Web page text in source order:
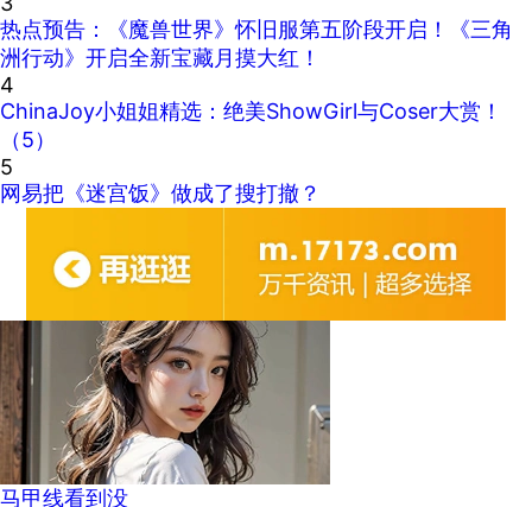
热点预告：《魔兽世界》怀旧服第五阶段开启！《三角
洲行动》开启全新宝藏月摸大红！
4
ChinaJoy小姐姐精选：绝美ShowGirl与Coser大赏！
（5）
5
网易把《迷宫饭》做成了搜打撤？
马甲线看到没